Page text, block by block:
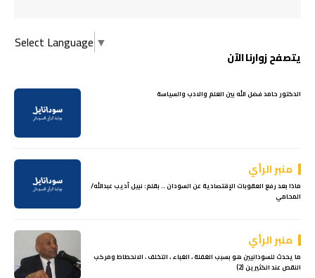
Select Language ▼
يتصفح زوارنا الآن
الدكتور حامد فضل الله بين العلم والادب والسياسة
منبر الرأي
ماذا بعد رفع العقوبات الإقتصادية عن السودان .. بقلم: نبيل أديب عبدالله/
المحامي
منبر الرأي
ما يحدث للسودانيين هو بسبب الغفلة ، الغباء ، التخلف ، الانحطاط ومركب
النقص عند الكثيرين (2)